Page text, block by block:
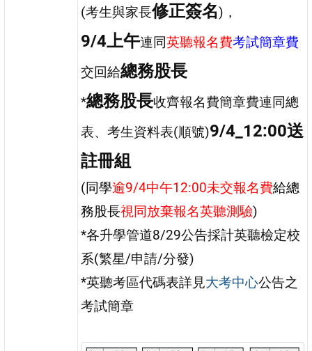
(考生與家長修正簽名)，
9/4上午連同英聽報名費考試簡章費
交回給總務股長
*總務股長收齊報名費簡章費連同總
表、考生資料表(順號)9/4_12:00送
註冊組
(同學逾9/4中午12:00未交報名費給總
務股長視同放棄報名英聽測驗)
*各升學管道8/29公告採計英聽檢定校
系(繁星/申請/分發)
*英聽考區代碼表詳見大考中心公告之
考試簡章